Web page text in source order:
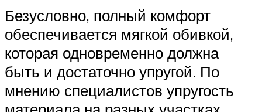
Безусловно, полный комфорт
обеспечивается мягкой обивкой,
которая одновременно должна
быть и достаточно упругой. По
мнению специалистов упругость